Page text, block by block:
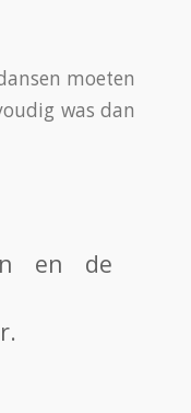
moeten
was dan
en de